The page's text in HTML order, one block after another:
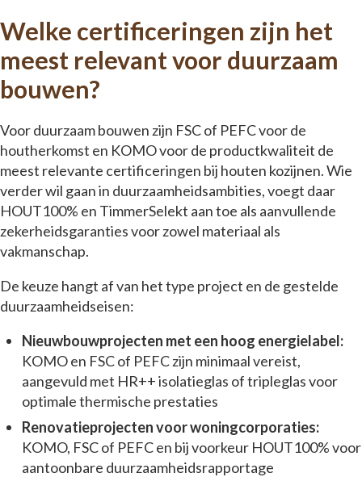
Welke certificeringen zijn het
meest relevant voor duurzaam
bouwen?
Voor duurzaam bouwen zijn FSC of PEFC voor de
houtherkomst en KOMO voor de productkwaliteit de
meest relevante certificeringen bij houten kozijnen. Wie
verder wil gaan in duurzaamheidsambities, voegt daar
HOUT100% en TimmerSelekt aan toe als aanvullende
zekerheidsgaranties voor zowel materiaal als
vakmanschap.
De keuze hangt af van het type project en de gestelde
duurzaamheidseisen:
Nieuwbouwprojecten met een hoog energielabel:
KOMO en FSC of PEFC zijn minimaal vereist,
aangevuld met HR++ isolatieglas of tripleglas voor
optimale thermische prestaties
Renovatieprojecten voor woningcorporaties:
KOMO, FSC of PEFC en bij voorkeur HOUT100% voor
aantoonbare duurzaamheidsrapportage